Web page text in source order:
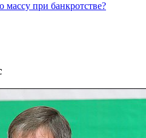
при банкротстве?